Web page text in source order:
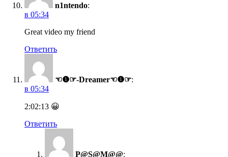
n1ntendo:
в 05:34
Great video my friend
Ответить
☜❶☞-Dreamer☜❶☞:
в 05:34
2:02:13 😀
Ответить
P@S@M@@: